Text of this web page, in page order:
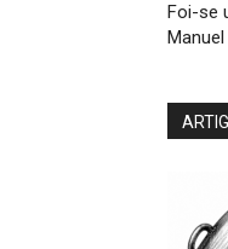
Foi-se